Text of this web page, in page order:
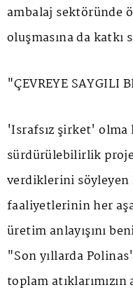
ambalaj sektöründe
oluşmasına da katkı
"ÇEVREYE SAYGILI
'İsrafsız şirket'
sürdürülebilirlik
verdiklerini söyleyen
faaliyetlerinin her
üretim anlayışını
"Son yıllarda
toplam atıklarımızın